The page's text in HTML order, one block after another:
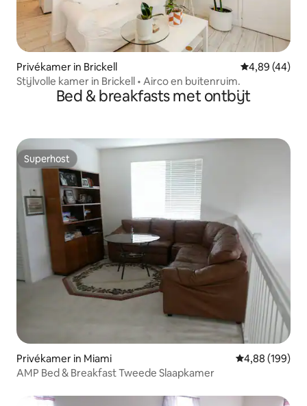
Privékamer in Brickell Gemiddelde
4,89 (44)
Stijlvolle kamer in Brickell • Airco en buitenruim.
Bed & breakfasts met ontbijt
Superhost
Superhost
Privékamer in Miami Gemiddelde
4,88 (199)
AMP Bed & Breakfast Tweede Slaapkamer